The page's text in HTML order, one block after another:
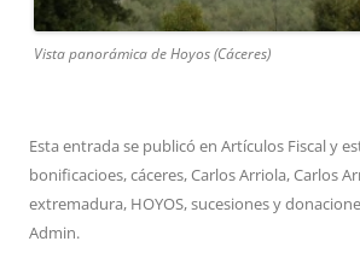
Vista panorámica de Hoyos (Cáceres)
Esta entrada se publicó en Artículos Fiscaly
bonificacioes,cáceres,Carlos Arriola,Carlos
extremadura, HOYOS,sucesiones y
Admin.